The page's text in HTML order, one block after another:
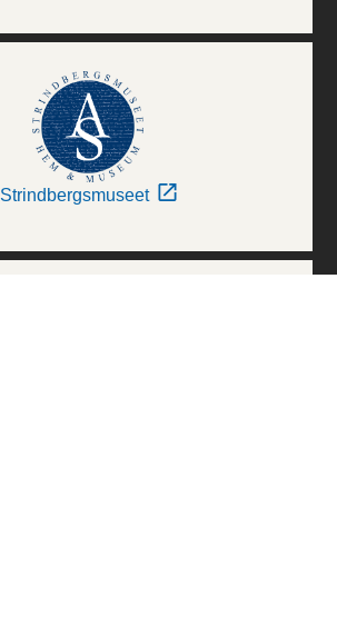
Strindbergsmuseet